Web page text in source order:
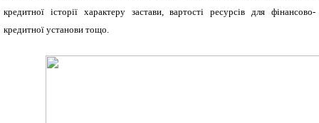
кредитної історії характеру застави, вартості ресурсів для фінансово-
кредитної установи тощо.